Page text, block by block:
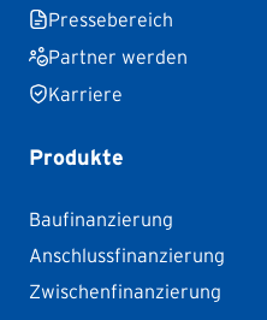
Pressebereich
Partner werden
Karriere
Produkte
Baufinanzierung
Anschlussfinanzierung
Zwischenfinanzierung